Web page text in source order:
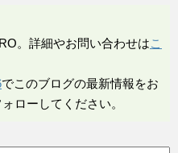
。詳細やお問い合わせはこ
でこのブログの最新情報をお
ローしてください。